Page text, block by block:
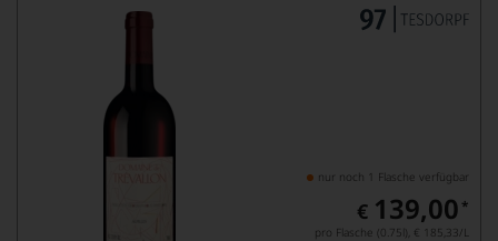
nur noch 1 Flasche verfügbar
€ 139,00 *
pro Flasche (0.75l), € 185,33/L